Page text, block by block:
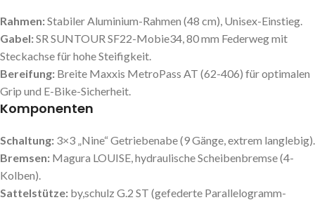
Rahmen:Stabiler Aluminium-Rahmen (48 cm), Unisex-Einstieg.
Gabel:SR SUNTOUR SF22-Mobie34, 80 mm Federweg mit
Steckachse für hohe Steifigkeit.
Bereifung: Breite Maxxis MetroPass AT (62-406) für optimalen
Grip und E-Bike-Sicherheit.
Komponenten
Schaltung: 3×3 „Nine“ Getriebenabe (9 Gänge, extrem langlebig).
Bremsen: Magura LOUISE, hydraulische Scheibenbremse (4-
Kolben).
Sattelstütze: by,schulz G.2 ST (gefederte Parallelogramm-